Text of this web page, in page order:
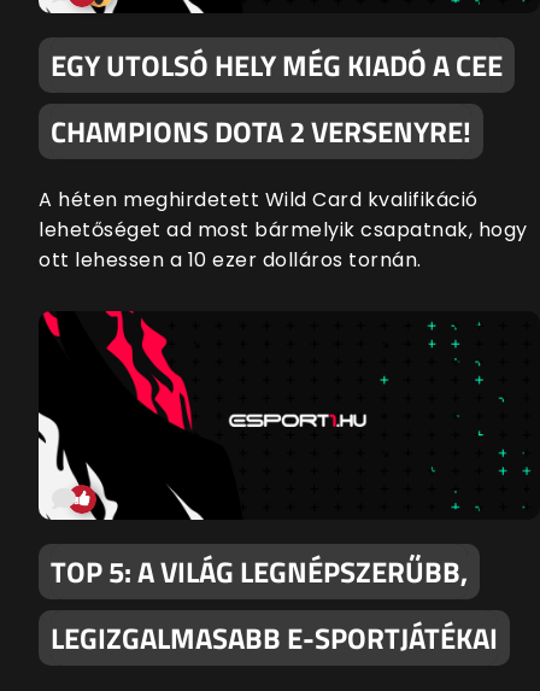
EGY UTOLSÓ HELY MÉG KIADÓ A CEE
CHAMPIONS DOTA 2 VERSENYRE!
A héten meghirdetett Wild Card kvalifikáció
lehetőséget ad most bármelyik csapatnak, hogy
ott lehessen a 10 ezer dolláros tornán.
TOP 5: A VILÁG LEGNÉPSZERŰBB,
LEGIZGALMASABB E-SPORTJÁTÉKAI